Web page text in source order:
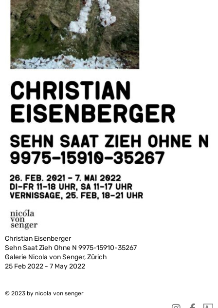
Christian Eisenberger
Sehn Saat Zieh Ohne N 9975-15910-35267
Galerie Nicola von Senger, Zürich
25 Feb 2022 - 7 May 2022
© 2023 by nicola von senger